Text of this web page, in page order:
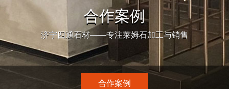
合作案例
济宁四通石材——专注莱姆石加工与销售
合作案例